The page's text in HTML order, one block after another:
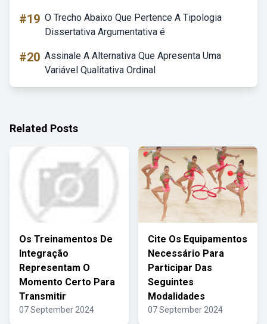
#19 O Trecho Abaixo Que Pertence A Tipologia
Dissertativa Argumentativa é
#20 Assinale A Alternativa Que Apresenta Uma
Variável Qualitativa Ordinal
Related Posts
Os Treinamentos De
Integração
Representam O
Momento Certo Para
Transmitir
07 September 2024
Cite Os Equipamentos
Necessário Para
Participar Das
Seguintes
Modalidades
07 September 2024